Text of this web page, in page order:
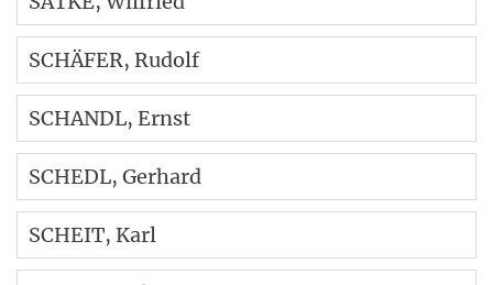
SCHÄFER, Rudolf
SCHANDL, Ernst
SCHEDL, Gerhard
SCHEIT, Karl